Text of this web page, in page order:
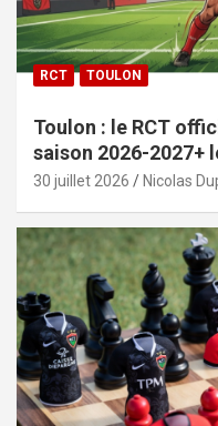
RCT TOULON
Toulon : le RCT
saison 2026-2027+
30 juillet 2026 Nicolas